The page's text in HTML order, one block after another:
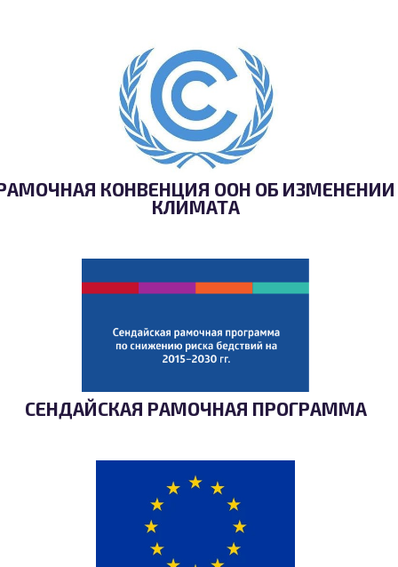
КОНВЕНЦИЯ ООН ОБ ИЗМЕНЕНИИ
КЛИМАТА
СЕНДАЙСКАЯ РАМОЧНАЯ ПРОГРАММА